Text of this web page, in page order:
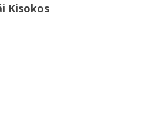
Kisokos